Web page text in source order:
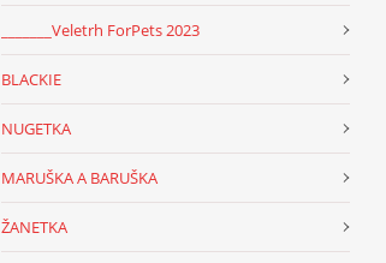
_______Veletrh ForPets 2023
BLACKIE
NUGETKA
MARUŠKA A BARUŠKA
ŽANETKA